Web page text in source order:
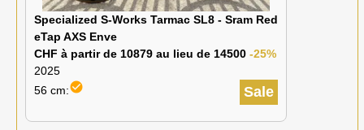
Specialized S-Works Tarmac SL8 - Sram Red
eTap AXS Enve
CHF à partir de 10879 au lieu de 14500 -25%
2025
Sale
56 cm:check_circle